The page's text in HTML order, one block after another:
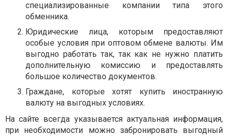
специализированные компании типа этого
обменника.
Юридические лица, которым предоставляют
особые условия при оптовом обмене валюты. Им
выгодно работать так, так как не нужно платить
дополнительную комиссию и предоставлять
большое количество документов.
Граждане, которые хотят купить иностранную
валюту на выгодных условиях.
На сайте всегда указывается актуальная информация,
при необходимости можно забронировать выгодный